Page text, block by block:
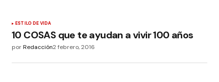
ESTILO DE VIDA
10 COSAS que te ayudan a vivir 100 años
porRedacción2 febrero, 2016